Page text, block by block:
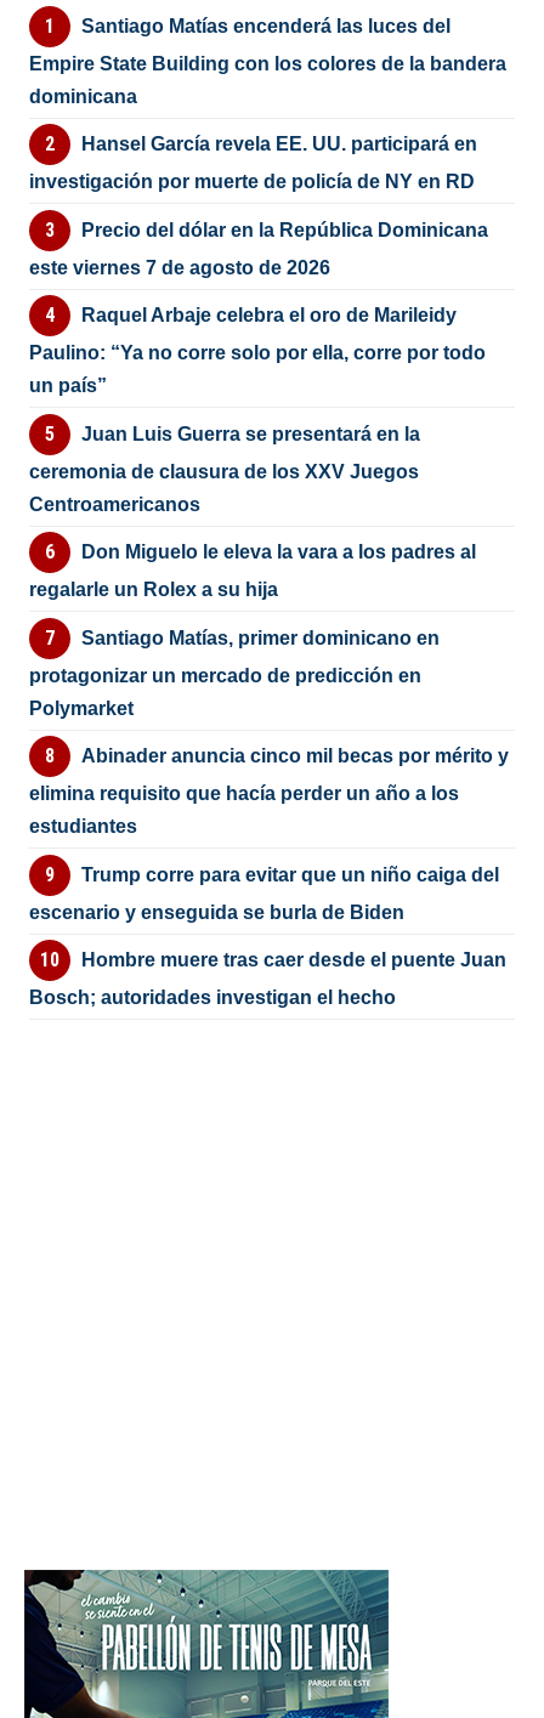
Santiago Matías encenderá las luces del
Empire State Building con los colores de la bandera
dominicana
Hansel García revela EE. UU. participará en
investigación por muerte de policía de NY en RD
Precio del dólar en la República Dominicana
este viernes 7 de agosto de 2026
Raquel Arbaje celebra el oro de Marileidy
Paulino: “Ya no corre solo por ella, corre por todo
un país”
Juan Luis Guerra se presentará en la
ceremonia de clausura de los XXV Juegos
Centroamericanos
Don Miguelo le eleva la vara a los padres al
regalarle un Rolex a su hija
Santiago Matías, primer dominicano en
protagonizar un mercado de predicción en
Polymarket
Abinader anuncia cinco mil becas por mérito y
elimina requisito que hacía perder un año a los
estudiantes
Trump corre para evitar que un niño caiga del
escenario y enseguida se burla de Biden
Hombre muere tras caer desde el puente Juan
Bosch; autoridades investigan el hecho